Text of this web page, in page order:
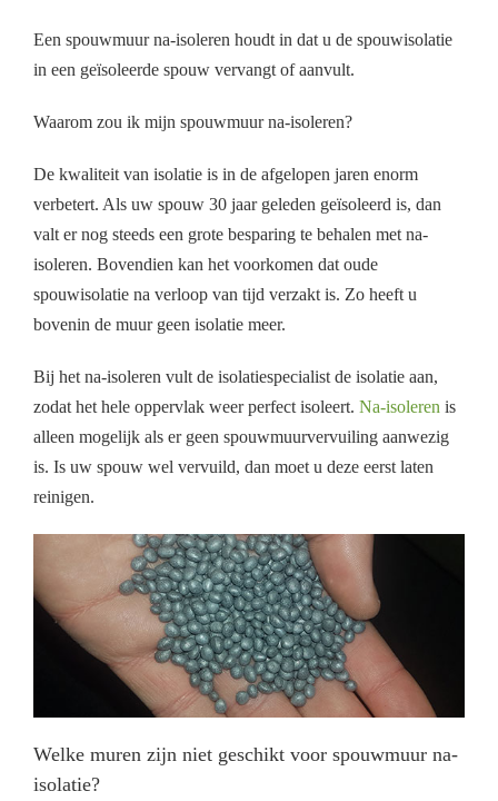
Een spouwmuur na-isoleren houdt in dat u de spouwisolatie
in een geïsoleerde spouw vervangt of aanvult.
Waarom zou ik mijn spouwmuur na-isoleren?
De kwaliteit van isolatie is in de afgelopen jaren enorm
verbetert. Als uw spouw 30 jaar geleden geïsoleerd is, dan
valt er nog steeds een grote besparing te behalen met na-
isoleren. Bovendien kan het voorkomen dat oude
spouwisolatie na verloop van tijd verzakt is. Zo heeft u
bovenin de muur geen isolatie meer.
Bij het na-isoleren vult de isolatiespecialist de isolatie aan,
zodat het hele oppervlak weer perfect isoleert. Na-isoleren is
alleen mogelijk als er geen spouwmuurvervuiling aanwezig
is. Is uw spouw wel vervuild, dan moet u deze eerst laten
reinigen.
Welke muren zijn niet geschikt voor spouwmuur na-
isolatie?